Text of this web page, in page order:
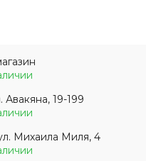
Авакяна, 19-199
Михаила Миля, 4